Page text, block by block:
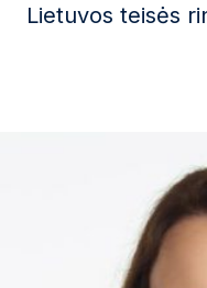
Lietuvos teisės